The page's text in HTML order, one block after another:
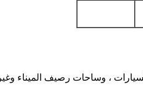
، وساحات رصيف الميناء